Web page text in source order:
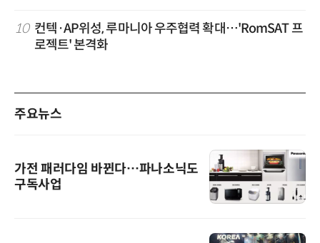
10 컨텍·AP위성, 루마니아 우주협력 확대…'RomSAT 프
로젝트' 본격화
주요뉴스
가전 패러다임 바뀐다…파나소닉도
구독사업